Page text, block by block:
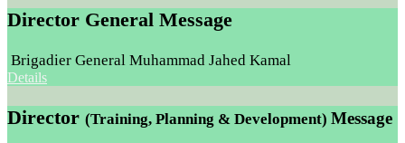
Director General Message
Brigadier General Muhammad Jahed Kamal
Details
Director (Training, Planning & Development) Message